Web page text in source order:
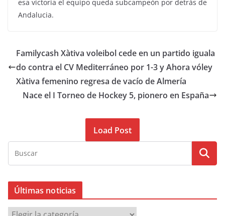
esa victoria el equipo queda subcampeón por detrás de
Andalucia.
Familycash Xàtiva voleibol cede en un partido iguala
do contra el CV Mediterráneo por 1-3 y Ahora vóley
Xàtiva femenino regresa de vacío de Almería
Nace el I Torneo de Hockey 5, pionero en España
Load Post
Últimas noticias
Ú